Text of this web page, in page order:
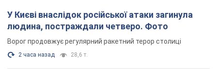
У Києві внаслідок російської атаки загинула
людина, постраждали четверо. Фото
Ворог продовжує регулярний ракетний терор столиці
2 часа назад 28,6 т.